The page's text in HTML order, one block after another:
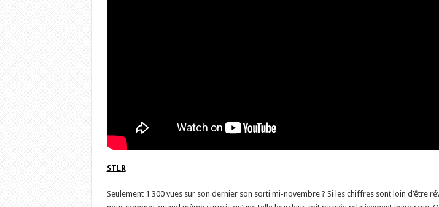
STLR
Seulement 1 300 vues sur son dernier son sorti mi-novembre ? Si les chiffres sont loin d’être